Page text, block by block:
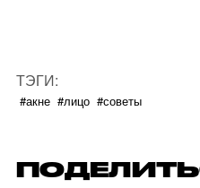
ТЭГИ:
#акне #лицо #советы